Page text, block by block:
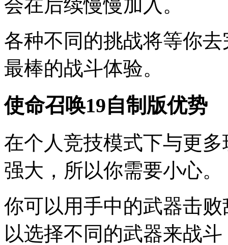
会在后续慢慢加入。
各种不同的挑战将等你
最棒的战斗体验。
使命召唤19自制版优势
在个人竞技模式下与更
强大，所以你需要小心。
你可以用手中的武器击
以选择不同的武器来战